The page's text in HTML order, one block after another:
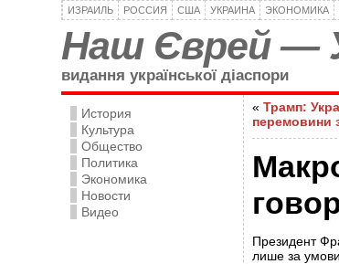
ИЗРАИЛЬ РОССИЯ США УКРАИНА ЭКОНОМИКА
Наш Єврей —
видання української діаспори
История
Культура
Общество
Политика
Экономика
Новости
Видео
« Трамп:
перемовини
Президент
лише за